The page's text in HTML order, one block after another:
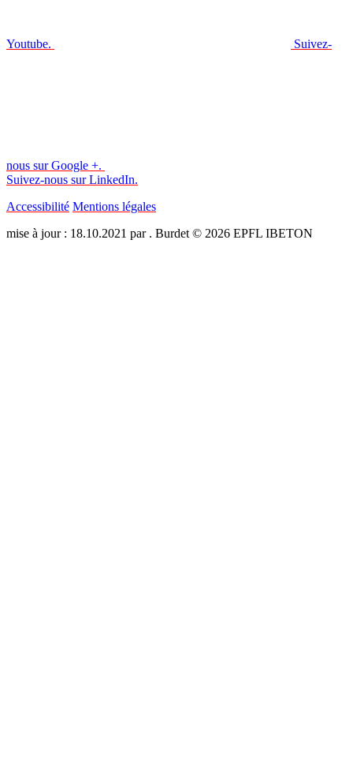
Youtube. Suivez-
nous sur Google +.
Suivez-nous sur LinkedIn.
Accessibilité Mentions légales
mise à jour : 18.10.2021 par . Burdet © 2026 EPFL IBETON